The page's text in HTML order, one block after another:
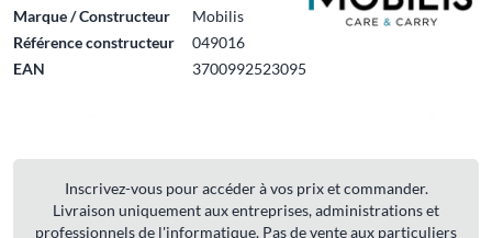
Marque / Constructeur
Mobilis
Référence constructeur
049016
EAN
3700992523095
Inscrivez-vous pour accéder à vos prix et commander.
Livraison uniquement aux entreprises, administrations et
professionnels de l'informatique. Pas de vente aux particuliers